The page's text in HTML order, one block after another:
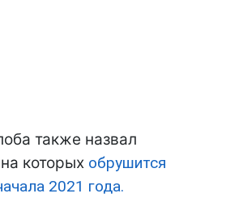
также назвал
которых обрушится
2021 года.